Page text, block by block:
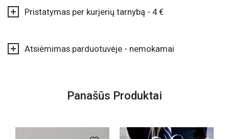
Pristatymas per kurjerių tarnybą - 4 €
Atsiėmimas parduotuvėje - nemokamai
Panašūs Produktai